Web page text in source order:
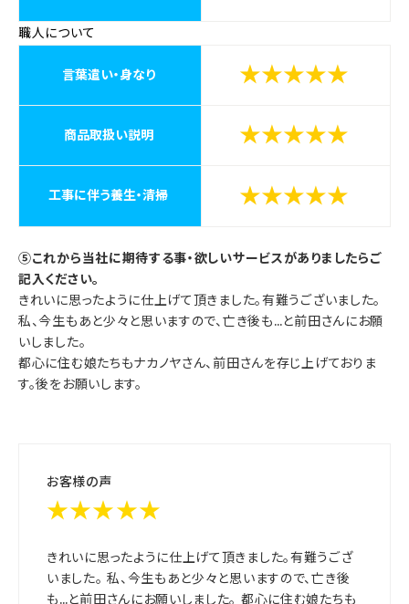
職人について
言葉遣い・身なり ★★★★★
商品取扱い説明 ★★★★★
工事に伴う養生・清掃 ★★★★★
⑤これから当社に期待する事・欲しいサービスがありましたらご
記入ください。
きれいに思ったように仕上げて頂きました。有難うございました。
私、今生もあと少々と思いますので、亡き後も…と前田さんにお願
いしました。
都心に住む娘たちもナカノヤさん、前田さんを存じ上げておりま
す。後をお願いします。
お客様の声
★★★★★
きれいに思ったように仕上げて頂きました。有難うござ
いました。 私、今生もあと少々と思いますので、亡き後
も…と前田さんにお願いしました。 都心に住む娘たちも